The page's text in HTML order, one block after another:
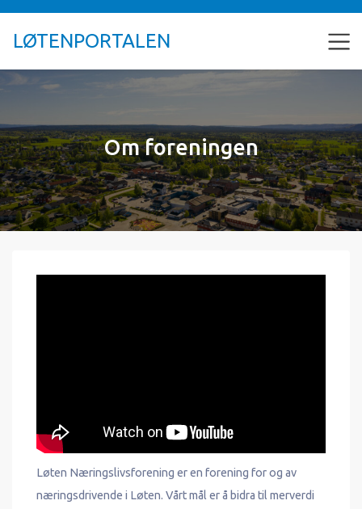
LØTENPORTALEN
Om foreningen
Løten Næringslivsforening er en forening for og av
næringsdrivende i Løten. Vårt mål er å bidra til merverdi